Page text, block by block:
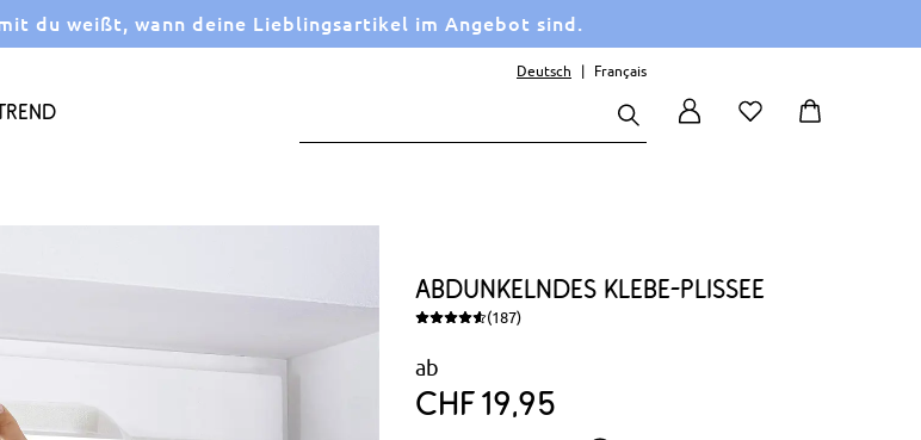
du weißt, wann deine Lieblingsartikel im Angebot sind.
Deutsch Français
Abdunkelndes Klebe-Plissee
(187)
ab
CHF19 95